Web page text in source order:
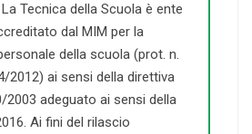
Tecnica della Scuola è ente
dal MIM per la
della scuola (prot. n.
2012) ai sensi della direttiva
2003 adeguato ai sensi della
Ai fini del rilascio